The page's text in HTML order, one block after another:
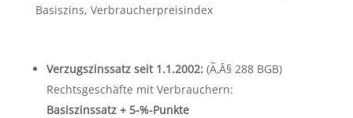
Basiszins, Verbraucherpreisindex
Verzugszinssatz seit 1.1.2002: (Ã‚Â§ 288 BGB)
Rechtsgeschäfte mit Verbrauchern:
Basiszinssatz + 5-%-Punkte